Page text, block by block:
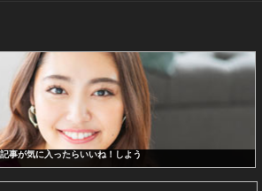
事が気に入ったらいいね！しよう